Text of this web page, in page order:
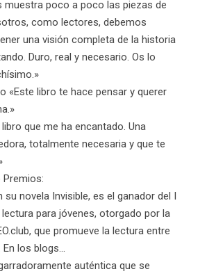
muestra poco a poco las piezas de
como lectores, debemos
una visión completa de la historia
Duro, real y necesario. Os lo
«Este libro te hace pensar y querer
que me ha encantado. Una
totalmente necesaria y que te
Premios:
su novela Invisible, es el ganador del I
para jóvenes, otorgado por la
que promueve la lectura entre
los blogs...
auténtica que se